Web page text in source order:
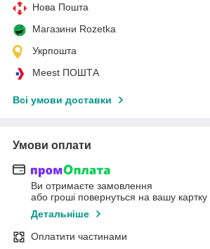
Нова Пошта
Магазини Rozetka
Укрпошта
Meest ПОШТА
Всі умови доставки
Умови оплати
Ви отримаєте замовлення
або гроші повернуться на вашу картку
Детальніше
Оплатити частинами